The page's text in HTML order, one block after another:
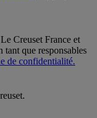
Creuset France et
que responsables
de confidentialité.